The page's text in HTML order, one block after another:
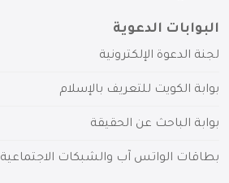
البوابات الدعوية
لجنة الدعوة الإلكترونية
بوابة الكويت للتعريف بالإسلام
بوابة الباحث عن الحقيقة
بطاقات الواتس آب والشبكات الاجتماعية